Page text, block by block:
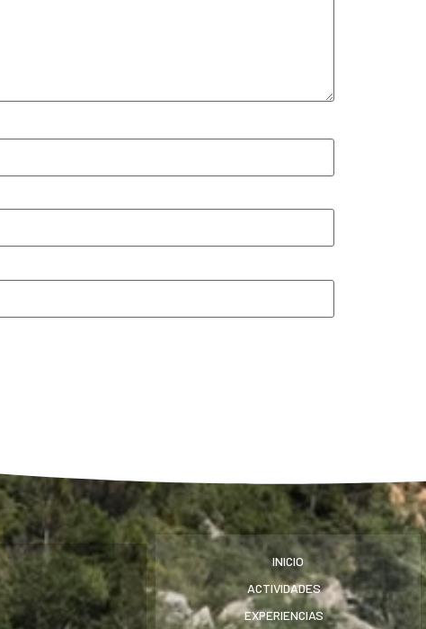
INICIO
ACTIVIDADES
EXPERIENCIAS